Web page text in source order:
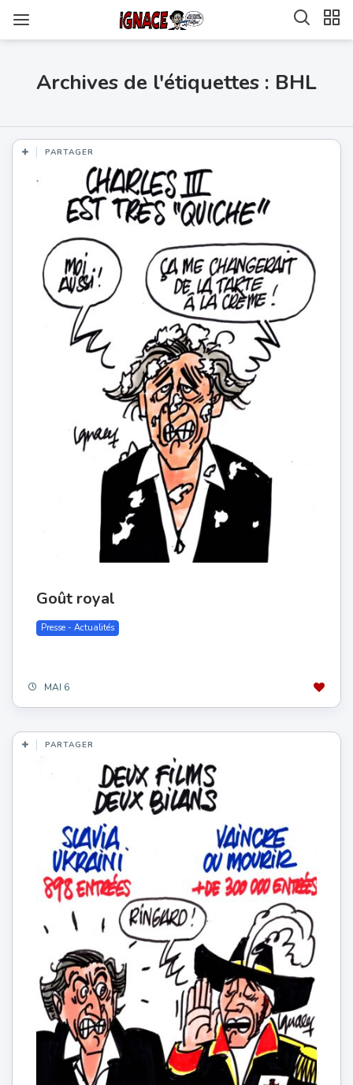
Archives de l'étiquettes : BHL
PARTAGER
Goût royal
Presse - Actualités
MAI 6
PARTAGER